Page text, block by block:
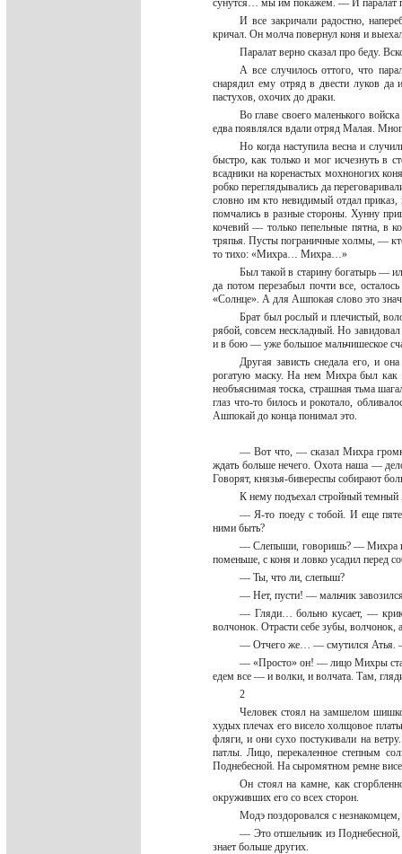
сунутся… мы им покажем. — И паралат
И все закричали радостно,
кричал. Он молча повернул коня и
Паралат верно сказал про беду.
А все случилось оттого, что
снарядил ему отряд в двести луков да
пастухов, охочих до драки.
Во главе своего маленького
едва появлялся вдали отряд Малая.
Но когда наступила весна и
быстро, как только и мог исчезнуть в
всадники на коренастых мохноногих
робко переглядывались да
словно им кто невидимый отдал
помчались в разные стороны. Хунну
кочевий — только пепельные пятна, в
тряпья. Пусты пограничные холмы, —
то тихо: «Михра… Михра…»
Был такой в старину богатырь —
да потом перезабыл почти все,
«Солнце». А для Ашпокая слово это
Брат был рослый и плечистый,
рябой, совсем нескладный. Но
и в бою — уже большое мальчишеское
Другая зависть снедала его, и
рогатую маску. На нем Михра был как
необъяснимая тоска, страшная тьма
глаз что-то билось и рокотало,
Ашпокай до конца понимал это.
— Вот что, — сказал Михра
ждать больше нечего. Охота наша —
Говорят, князья-бивереспы собирают
К нему подъехал стройный темный
— Я-то поеду с тобой. И еще
ними быть?
— Слепыши, говоришь? — Михра
поменьше, с коня и ловко усадил перед
— Ты, что ли, слепыш?
— Нет, пусти! — мальчик
— Гляди… больно кусает, —
волчонок. Отрасти себе зубы,
— Отчего же… — смутился
— «Просто» он! — лицо Михры
едем все — и волки, и волчата. Там,
2
Человек стоял на замшелом
худых плечах его висело холщовое
фляги, и они сухо постукивали на
патлы. Лицо, перекаленное степным
Поднебесной. На сыромятном ремне
Он стоял на камне, как
окруживших его со всех сторон.
Модэ поздоровался с
— Это отшельник из
знает больше других.